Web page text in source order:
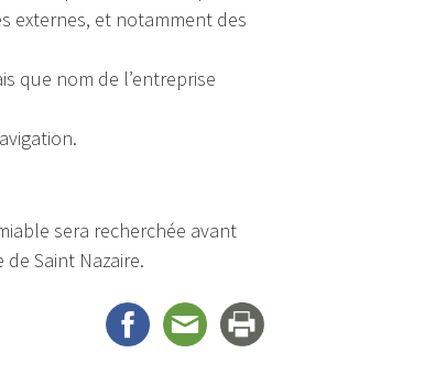
externes, et notamment des
que nom de l’entreprise
sera recherchée avant
Saint Nazaire.